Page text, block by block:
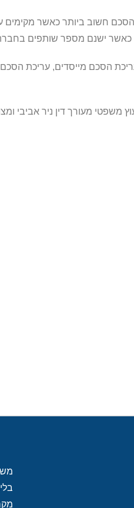
הסכם חשוב ביותר כאשר
ישנם מספר שותפים
הסכם מייסדים, עריכת
משפטי מעורך דין ניר אביבי